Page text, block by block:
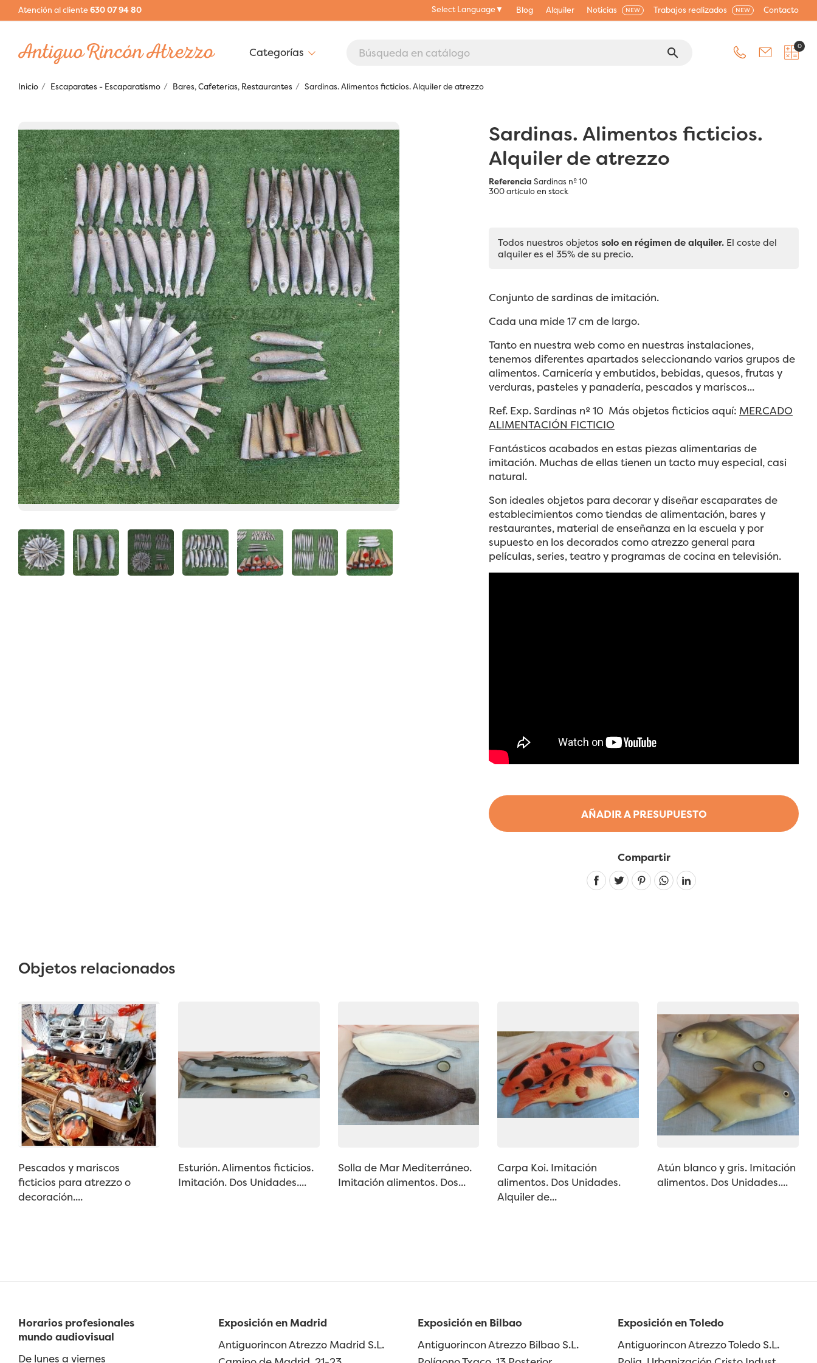
Atención al cliente630 07 94 80 Select Language▼ Blog Alquiler Noticias NEW Trabajos realizados NEW Contacto
search 0
Inicio Escaparates - Escaparatismo Bares, Cafeterías, Restaurantes Sardinas. Alimentos ficticios. Alquiler de atrezzo
Sardinas. Alimentos ficticios.
Alquiler de atrezzo
Referencia Sardinas nº 10
300 artículoen stock
AÑADIR A PRESUPUESTO
Todos nuestros objetos solo en régimen de alquiler. El coste del
alquiler es el 35% de su precio.
Conjunto de sardinas de imitación.
Cada una mide 17 cm de largo.
Tanto en nuestra web como en nuestras instalaciones,
tenemos diferentes apartados seleccionando varios grupos de
alimentos. Carnicería y embutidos, bebidas, quesos, frutas y
verduras, pasteles y panadería, pescados y mariscos...
Ref. Exp. Sardinas nº 10 Más objetos ficticios aquí: MERCADO
ALIMENTACIÓN FICTICIO
Fantásticos acabados en estas piezas alimentarias de
imitación. Muchas de ellas tienen un tacto muy especial, casi
natural.
Son ideales objetos para decorar y diseñar escaparates de
establecimientos como tiendas de alimentación, bares y
restaurantes, material de enseñanza en la escuela y por
supuesto en los decorados como atrezzo general para
películas, series, teatro y programas de cocina en televisión.
Compartir
Linkedin
Objetos relacionados
Pescados y mariscos
ficticios para atrezzo o
decoración....
Esturión. Alimentos ficticios.
Imitación. Dos Unidades....
Solla de Mar Mediterráneo.
Imitación alimentos. Dos...
Carpa Koi. Imitación
alimentos. Dos Unidades.
Alquiler de...
Atún blanco y gris. Imitación
alimentos. Dos Unidades....
Horarios profesionales
mundo audiovisual
De lunes a viernes
Exposición en Madrid
Antiguorincon Atrezzo Madrid S.L.
Exposición en Bilbao
Antiguorincon Atrezzo Bilbao S.L.
Exposición en Toledo
Antiguorincon Atrezzo Toledo S.L.